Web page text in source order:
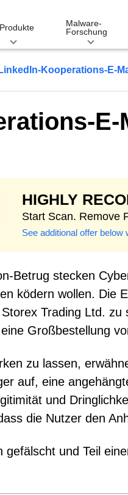
Produkte
Malware-
Forschung
LinkedIn-Kooperations-E-
E-
HIGHLY
Start Scan. Remove
See additional offer below
Betrug stecken
ködern wollen. Die
Trading Ltd.
Großbestellung
zu lassen,
auf, eine
und
die Nutzer den
und Teil